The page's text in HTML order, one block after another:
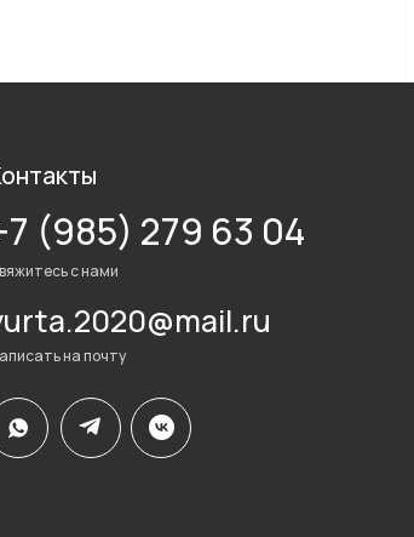
на почту
с нами
(985) 279 63 04